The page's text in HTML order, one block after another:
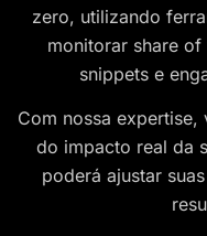
zero, utilizando
monitorar share
snippets e
Com nossa
do impacto real da
poderá ajustar